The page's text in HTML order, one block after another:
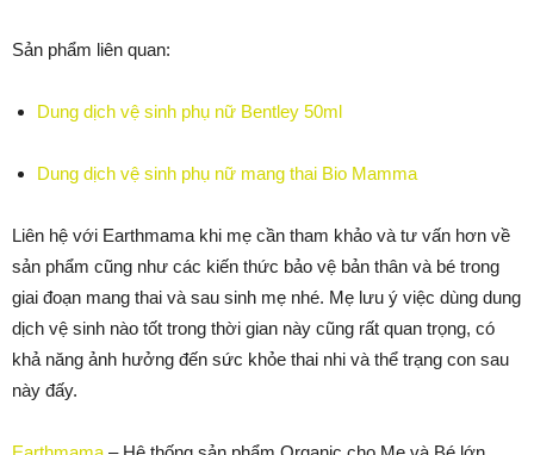
Sản phẩm liên quan:
Dung dịch vệ sinh phụ nữ Bentley 50ml
Dung dịch vệ sinh phụ nữ mang thai Bio Mamma
Liên hệ với Earthmama khi mẹ cần tham khảo và tư vấn hơn về
sản phẩm cũng như các kiến thức bảo vệ bản thân và bé trong
giai đoạn mang thai và sau sinh mẹ nhé. Mẹ lưu ý việc dùng dung
dịch vệ sinh nào tốt trong thời gian này cũng rất quan trọng, có
khả năng ảnh hưởng đến sức khỏe thai nhi và thể trạng con sau
này đấy.